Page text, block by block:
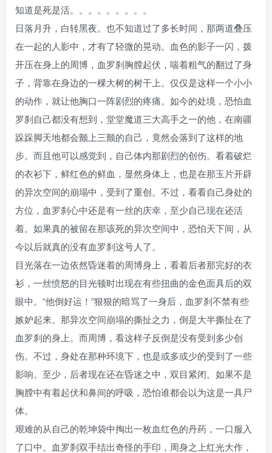
知道是死是活。。。。。。。。。
日落月升，白转黑夜。也不知道过了多长时间，那两道叠压
在一起的人影中，才有了轻微的晃动。血色的影子一闪，拨
开压在身上的周博，血罗刹胸膛起伏，喘着粗气的翻过了身
子，背靠在身边的一棵大树的树干上。仅仅是这样一个小小
的动作，就让他胸口一阵剧烈的疼痛。如今的处境，恐怕血
罗刹自己都没有想到，堂堂魔道三大高手之一的他，在南疆
跺跺脚天地都会颤上三颤的自己，竟然会落到了这样的地
步。而且他可以感觉到，自己体内那剧烈的创伤。看着破烂
的衣衫下，鲜红色的鲜血，显然身体上，也是在那玉片开辟
的异次空间的崩塌中，受到了重创。不过，看看自己身处的
方位，血罗刹心中还是有一丝的庆幸，至少自己现在还活
着。如果真的被留在那该死的异次空间中，恐怕天下间，从
今以后就真的没有血罗刹这号人了。
目光落在一边依然昏迷着的周博身上，看着后者那完好的衣
衫，一丝愤怒的目光顿时出现在有些扭曲的金色面具后的双
眼中。“他倒好运！”狠狠的暗骂了一身后，血罗刹不禁有些
嫉妒起来。那异次空间崩塌的撕扯之力，倒是大半撕扯在了
血罗刹的身上。而周博，看这样子反倒是没有受到多少创
伤。不过，身处在那种环境下，也是或多或少的受到了一些
影响。至少，后者现在还在昏迷之中，双目紧闭。如果不是
胸膛中有着起伏和鼻间的呼吸，恐怕谁都会以为这是一具尸
体。
艰难的从自己的乾坤袋中掏出一枚血红色的丹药，一口服入
了口中。血罗刹双手结出奇怪的手印，周身之上红光大作，